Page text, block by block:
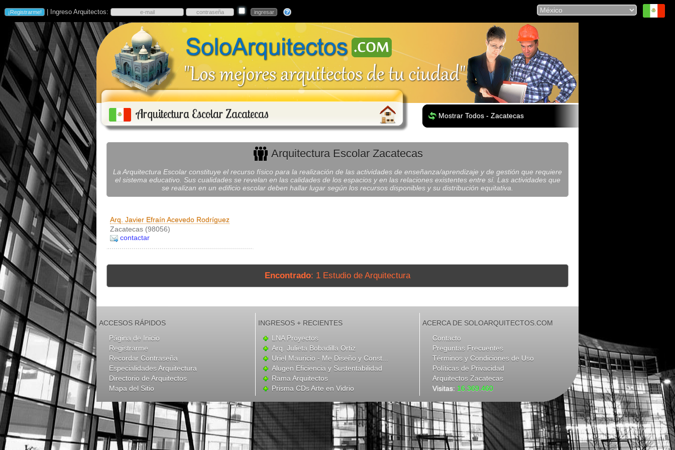
| Ingreso Arquitectos:
Arquitectura Escolar Zacatecas Mostrar Todos - Zacatecas
Arquitectura Escolar Zacatecas
La Arquitectura Escolar constituye el recurso físico para la realización de las actividades de enseñanza/aprendizaje y de gestión que requiere
el sistema educativo. Sus cualidades se revelan en las calidades de los espacios y en las relaciones existentes entre sí. Las actividades que
se realizan en un edificio escolar deben hallar lugar según los recursos disponibles y su distribución equitativa.
Arq. Javier Efraín Acevedo Rodríguez
Zacatecas (98056)
contactar
Encontrado: 1 Estudio de Arquitectura
ACCESOS RÁPIDOS
Página de Inicio
Registrarme
Recordar Contraseña
Especialidades Arquitectura
Directorio de Arquitectos
Mapa del Sitio
INGRESOS + RECIENTES
LNA Proyectos
Arq. Julieta Bobadilla Ortiz
Uriel Mauricio - Me Diseño y Const...
Alugen Eficiencia y Sustentabilidad
Rama Arquitectos
Prisma CDs Arte en Vidrio
ACERCA DE SOLOARQUITECTOS.COM
Contacto
Preguntas Frecuentes
Términos y Condiciones de Uso
Políticas de Privacidad
Arquitectos Zacatecas
Visitas: 16.369.460